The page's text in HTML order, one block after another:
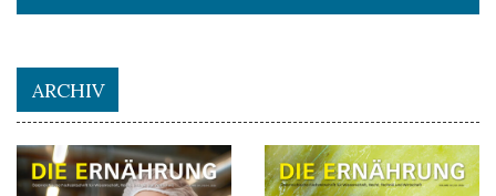
ARCHIV